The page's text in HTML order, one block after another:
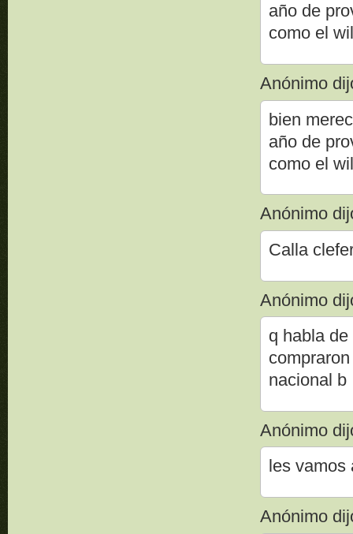
año de
como el
Anónimo
bien
año de
como el
Anónimo
Calla
Anónimo
q habla
nacional b
Anónimo
les
Anónimo